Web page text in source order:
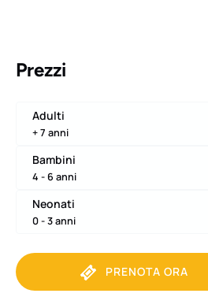
Prezzi
Adulti
+ 7 anni
Bambini
4 - 6 anni
Neonati
0 - 3 anni
PRENOTA ORA